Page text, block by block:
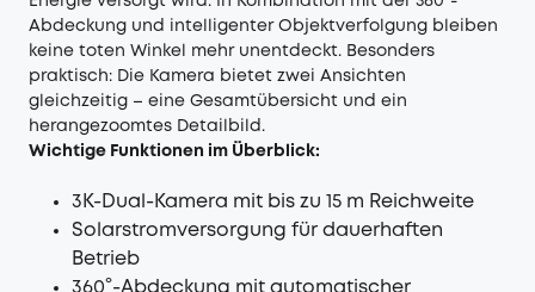
Abdeckung und intelligenter Objektverfolgung bleiben
keine toten Winkel mehr unentdeckt. Besonders
praktisch: Die Kamera bietet zwei Ansichten
gleichzeitig – eine Gesamtübersicht und ein
herangezoomtes Detailbild.
Wichtige Funktionen im Überblick:
3K-Dual-Kamera mit bis zu 15 m Reichweite
Solarstromversorgung für dauerhaften
Betrieb
360°-Abdeckung mit automatischer